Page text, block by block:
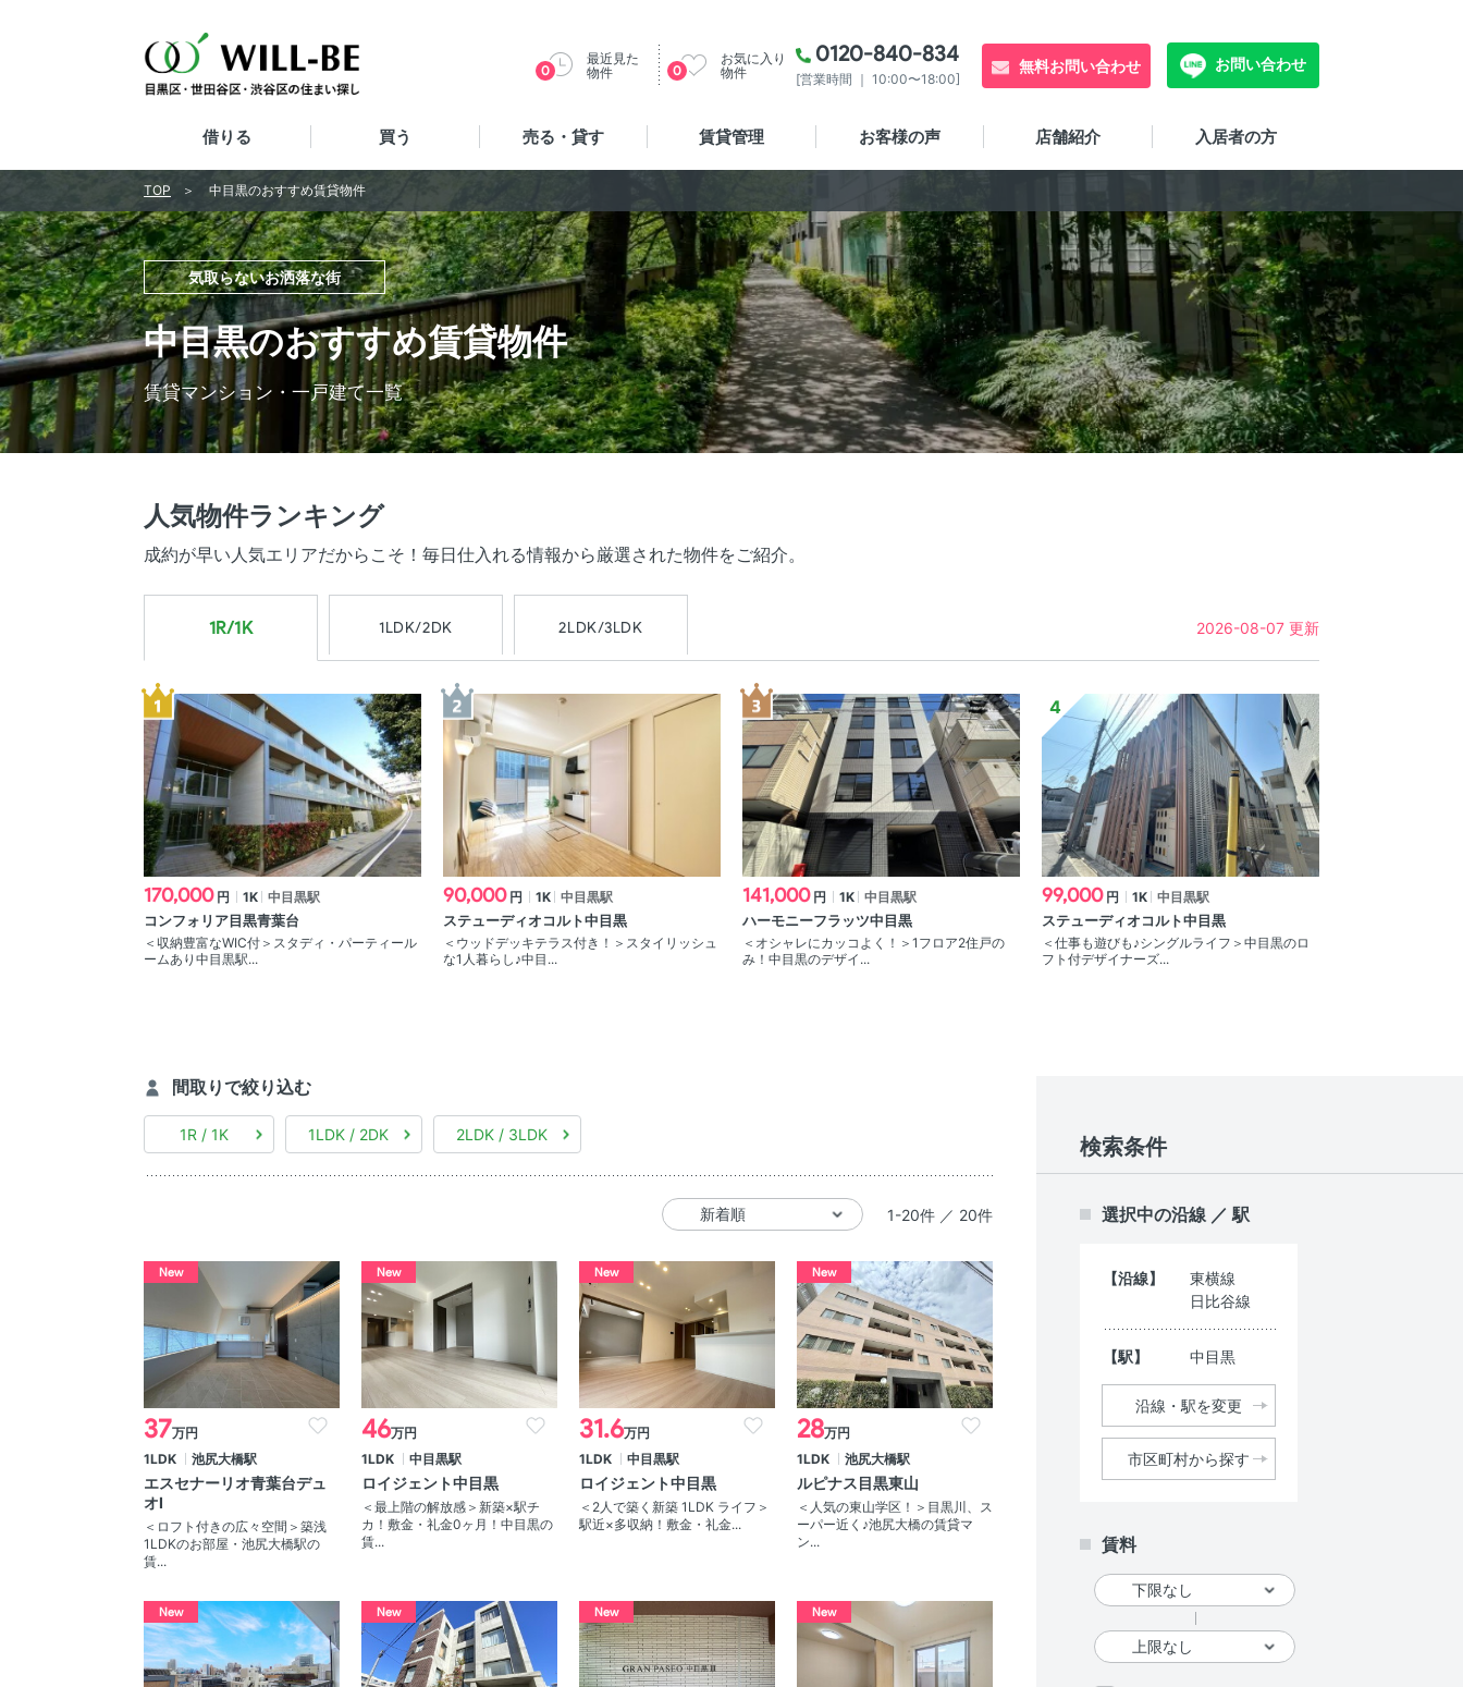
0120-840-834
[営業時間 ｜ 10:00〜18:00]
無料お問い合わせ お問い合わせ
最近見た
物件
0
お気に入り
物件
0
借りる 買う 売る・貸す 賃貸管理 お客様の声 店舗紹介 入居者の方
気取らないお洒落な街
中目黒のおすすめ賃貸物件
賃貸マンション・一戸建て一覧
人気物件ランキング
成約が早い人気エリアだからこそ！毎日仕入れる情報から厳選された物件をご紹介。
2026-08-07 更新
1R/1K 1LDK/2DK 2LDK/3LDK
170,000 円 1K 中目黒駅
コンフォリア目黒青葉台
＜収納豊富なWIC付＞スタディ・パーティール
ームあり中目黒駅...
90,000 円 1K 中目黒駅
ステューディオコルト中目黒
＜ウッドデッキテラス付き！＞スタイリッシュ
な1人暮らし♪中目...
141,000 円 1K 中目黒駅
ハーモニーフラッツ中目黒
＜オシャレにカッコよく！＞1フロア2住戸の
み！中目黒のデザイ...
99,000 円 1K 中目黒駅
ステューディオコルト中目黒
＜仕事も遊びも♪シングルライフ＞中目黒のロ
フト付デザイナーズ...
間取りで絞り込む
1R / 1K 1LDK / 2DK 2LDK / 3LDK
1-20件 ／ 20件
New
37万円
1LDK
池尻大橋駅
エスセナーリオ青葉台デュ
オⅠ
＜ロフト付きの広々空間＞築浅
1LDKのお部屋・池尻大橋駅の
賃...
New
46万円
1LDK
中目黒駅
ロイジェント中目黒
＜最上階の解放感＞新築×駅チ
カ！敷金・礼金0ヶ月！中目黒の
賃...
New
31.6万円
1LDK
中目黒駅
ロイジェント中目黒
＜2人で築く新築 1LDK ライフ＞
駅近×多収納！敷金・礼金...
New
28万円
1LDK
池尻大橋駅
ルピナス目黒東山
＜人気の東山学区！＞目黒川、ス
ーパー近く♪池尻大橋の賃貸マ
ン...
New New New New
検索条件
選択中の沿線 ／ 駅
【沿線】
東横線
日比谷線
【駅】 中目黒
沿線・駅を変更
市区町村から探す
賃料
TOP 中目黒のおすすめ賃貸物件